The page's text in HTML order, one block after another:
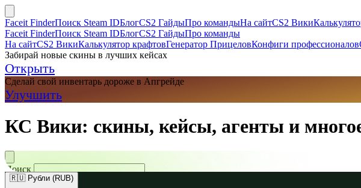
Faceit FinderПоиск Steam IDБлогCS2 ГайдыПро командыНа сайтCS2 Вики
Faceit FinderПоиск Steam IDБлогCS2 ГайдыПро команды
На сайтCS2 ВикиКалькулятор крафтовГенератор ПрицеловКонфиги профессионалов
Забирай новые скины в лучших кейсах
Открыть
Сделай свой инвентарь дороже в Апгрейде
Улучшить
КС Вики: скины, кейсы, агенты и
Поиск
🇷🇺 Рубли (RUB)